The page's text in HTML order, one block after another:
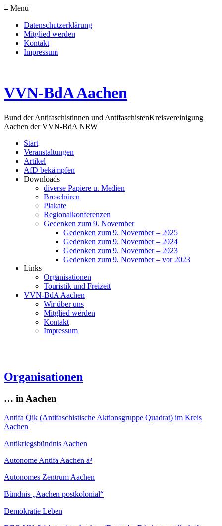
≡ Menu
Datenschutzerklärung
Mitglied werden
Kontakt
Impressum
VVN-BdA Aachen
Bund der Antifaschistinnen und AntifaschistenKreisvereinigung
Aachen der VVN-BdA NRW
Start
Veranstaltungen
Artikel
AfD bekämpfen
Downloads
diverse Papiere u. Medien
Broschüren
Plakate
Regionalkonferenzen
Gedenken zum 9. November
Gedenken zum 9. November – 2025
Gedenken zum 9. November – 2024
Gedenken zum 9. November – 2023
Gedenken zum 9. November – vor 2023
Links
Organisationen
Touristik und Freizeit
VVN-BdA Aachen
Wir über uns
Mitglied werden
Kontakt
Impressum
Organisationen
… in Aachen
Antifa Qik (Antifaschistische Aktionsgruppe Quadrat) im Kreis
Aachen
Antikriegsbündnis Aachen
Autonome Antifa Aachen a³
Autonomes Zentrum Aachen
Bündnis „Aachen postkolonial“
Demokratie Leben